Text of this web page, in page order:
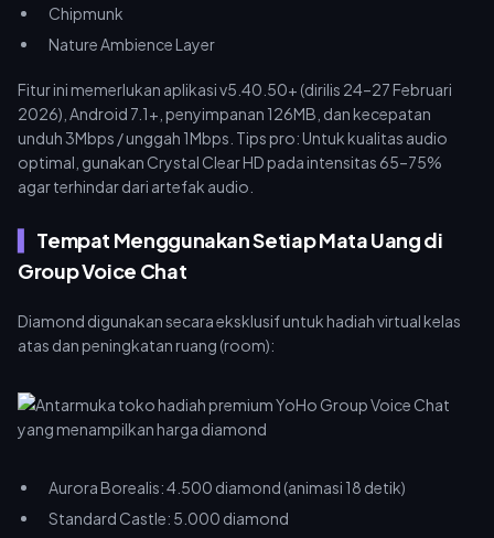
Chipmunk
Nature Ambience Layer
Fitur ini memerlukan aplikasi v5.40.50+ (dirilis 24–27 Februari
2026), Android 7.1+, penyimpanan 126MB, dan kecepatan
unduh 3Mbps / unggah 1Mbps. Tips pro: Untuk kualitas audio
optimal, gunakan Crystal Clear HD pada intensitas 65–75%
agar terhindar dari artefak audio.
Tempat Menggunakan Setiap Mata Uang di
Group Voice Chat
Diamond digunakan secara eksklusif untuk hadiah virtual kelas
atas dan peningkatan ruang (room):
Aurora Borealis: 4.500 diamond (animasi 18 detik)
Standard Castle: 5.000 diamond